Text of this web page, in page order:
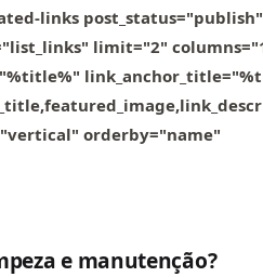
links post_status="publish"
limit="2"
orderby="name"
e manutenção?